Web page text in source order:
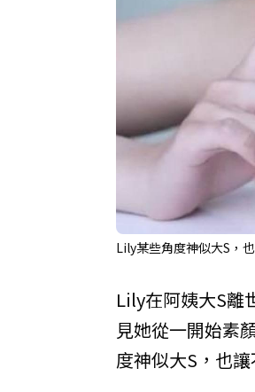
Lily某些角度神似大S，
Lily在阿姨大S離
見她從一開始素
度神似大S，也